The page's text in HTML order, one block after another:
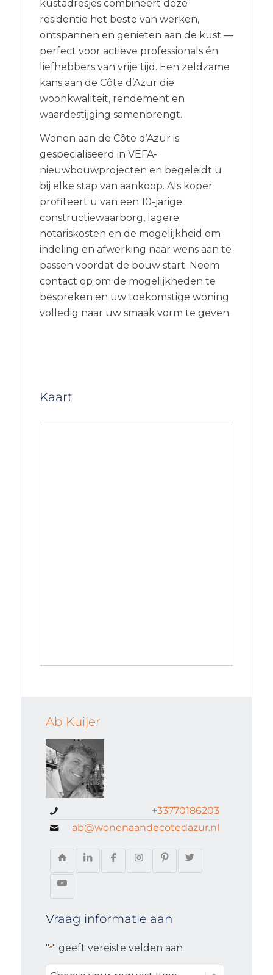
kustadresjes combineert deze
residentie het beste van werken,
ontspannen en genieten aan de kust —
perfect voor actieve professionals én
liefhebbers van vrije tijd. Een zeldzame
kans aan de Côte d’Azur die
woonkwaliteit, rendement en
waardestijging samenbrengt.
Wonen aan de Côte d’Azur is
gespecialiseerd in VEFA-
nieuwbouwprojecten en begeleidt u
bij elke stap van aankoop. Als koper
profiteert u van een 10-jarige
constructiewaarborg, lagere
notariskosten en de mogelijkheid om
indeling en afwerking naar wens aan te
passen voordat de bouw start. Neem
contact op om de mogelijkheden te
bespreken en uw toekomstige woning
volledig naar uw smaak vorm te geven.
Kaart
Ab Kuijer
+33770186203
ab@wonenaandecotedazur.nl
Vraag informatie aan
"*" geeft vereiste velden aan
Choose